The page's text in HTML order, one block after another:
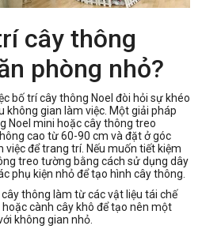
cây thông
phòng nhỏ?
bố trí cây thông Noel đòi hỏi sự khéo
không gian làm việc. Một giải pháp
Noel mini hoặc cây thông treo
cao từ 60-90 cm và đặt ở góc
để trang trí. Nếu muốn tiết kiệm
treo tường bằng cách sử dụng dây
phụ kiện nhỏ để tạo hình cây thông.
thông làm từ các vật liệu tái chế
cành cây khô để tạo nên một
không gian nhỏ.